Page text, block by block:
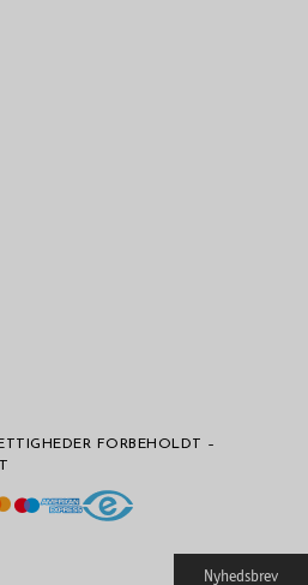
FORBEHOLDT –
Nyhedsbrev